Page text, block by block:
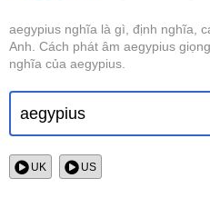
aegypius nghĩa là gì, định nghĩa,
Anh. Cách phát âm aegypius
nghĩa của aegypius.
UK US